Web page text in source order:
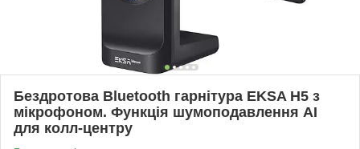
Бездротова Bluetooth гарнітура EKSA H5 з
мікрофоном. Функція шумоподавлення AI
для колл-центру